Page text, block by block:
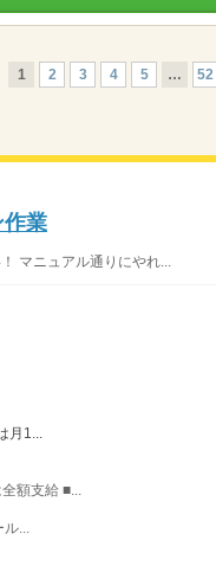
1 2 3 4 5 … 52
作業
マニュアル通りにやれ...
月1...
額支給 ■...
ル...